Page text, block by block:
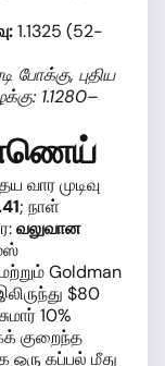
1.1325 (52-
போக்கு, புதிய
1.1280–
வார முடிவு
; நாள்
வலுவான
Goldman
$80
10%
குறைந்த
கப்பல் மீது